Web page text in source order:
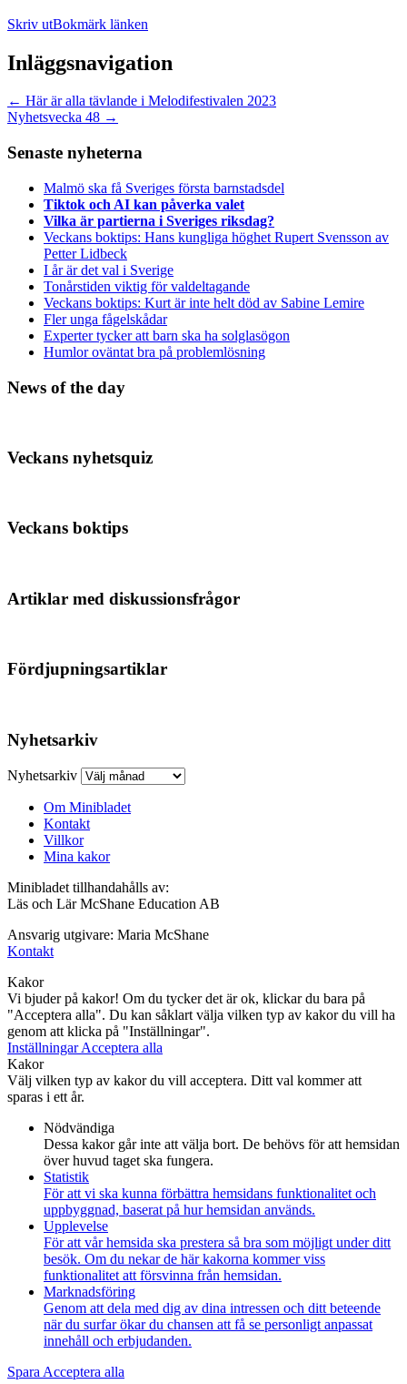
Skriv utBokmärk länken
Inläggsnavigation
← Här är alla tävlande i Melodifestivalen 2023
Nyhetsvecka 48 →
Senaste nyheterna
Malmö ska få Sveriges första barnstadsdel
Tiktok och AI kan påverka valet
Vilka är partierna i Sveriges riksdag?
Veckans boktips: Hans kungliga höghet Rupert Svensson av
Petter Lidbeck
I år är det val i Sverige
Tonårstiden viktig för valdeltagande
Veckans boktips: Kurt är inte helt död av Sabine Lemire
Fler unga fågelskådar
Experter tycker att barn ska ha solglasögon
Humlor oväntat bra på problemlösning
News of the day
Veckans nyhetsquiz
Veckans boktips
Artiklar med diskussionsfrågor
Fördjupningsartiklar
Nyhetsarkiv
Nyhetsarkiv
Om Minibladet
Kontakt
Villkor
Mina kakor
Minibladet tillhandahålls av:
Läs och Lär McShane Education AB
Ansvarig utgivare: Maria McShane
Kontakt
Kakor
Vi bjuder på kakor! Om du tycker det är ok, klickar du bara på
"Acceptera alla". Du kan såklart välja vilken typ av kakor du vill ha
genom att klicka på "Inställningar".
InställningarAcceptera alla
Kakor
Välj vilken typ av kakor du vill acceptera. Ditt val kommer att
sparas i ett år.
Nödvändiga
Dessa kakor går inte att välja bort. De behövs för att hemsidan
över huvud taget ska fungera.
Statistik
För att vi ska kunna förbättra hemsidans funktionalitet och
uppbyggnad, baserat på hur hemsidan används.
Upplevelse
För att vår hemsida ska prestera så bra som möjligt under ditt
besök. Om du nekar de här kakorna kommer viss
funktionalitet att försvinna från hemsidan.
Marknadsföring
Genom att dela med dig av dina intressen och ditt beteende
när du surfar ökar du chansen att få se personligt anpassat
innehåll och erbjudanden.
Spara Acceptera alla